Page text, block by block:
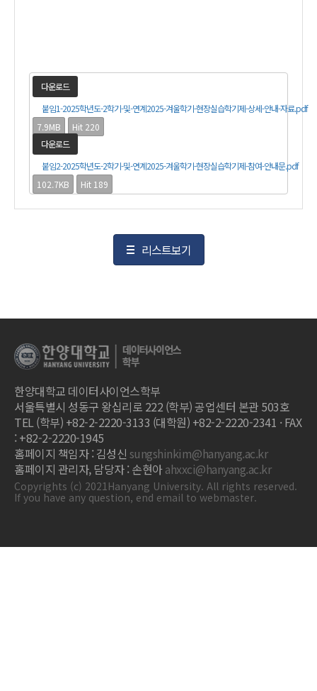
다운로드
붙임1-2025학년도-2학기-및-연계2025-겨울학기-현장실습학기제-상세-안내-자료.pdf
7.9MB
Hit 220
다운로드
붙임2-2025학년도-2학기-및-연계2025-겨울학기-현장실습학기제-참여-안내문.pdf
102.7KB
Hit 189
리스트보기
한양대학교 데이터사이언스학부
서울특별시 성동구 왕십리로 222 (학부) 공업센터 본관 503호
TEL (학부) +82-2-2220-3133 (대학원) +82-2-2220-2341 · FAX
: +82-2-2220-1945
홈페이지 책임자 : 김성신 sungshinkim@hanyang.ac.kr
홈페이지 관리자, 담당자 : 손현아ahxxci@hanyang.ac.kr
Copyrights (c) 2021Hanyang University. All rights reserved.
If you have any question, end email to webmaster.